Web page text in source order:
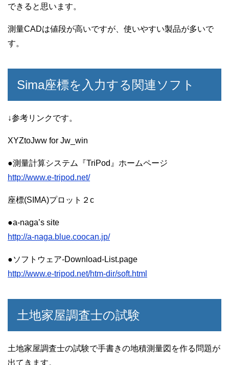
できると思います。
測量CADは値段が高いですが、使いやすい製品が多いで
す。
Sima座標を入力する関連ソフト
↓参考リンクです。
XYZtoJww for Jw_win
●測量計算システム『TriPod』ホームページ
http://www.e-tripod.net/
座標(SIMA)プロット２c
●a-naga’s site
http://a-naga.blue.coocan.jp/
●ソフトウェア-Download-List.page
http://www.e-tripod.net/htm-dir/soft.html
土地家屋調査士の試験
土地家屋調査士の試験で手書きの地積測量図を作る問題が
出てきます。